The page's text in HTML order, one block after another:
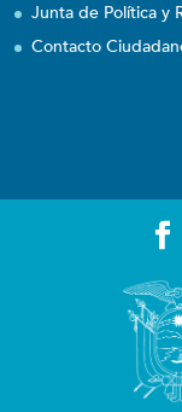
Junta de Política y
Contacto